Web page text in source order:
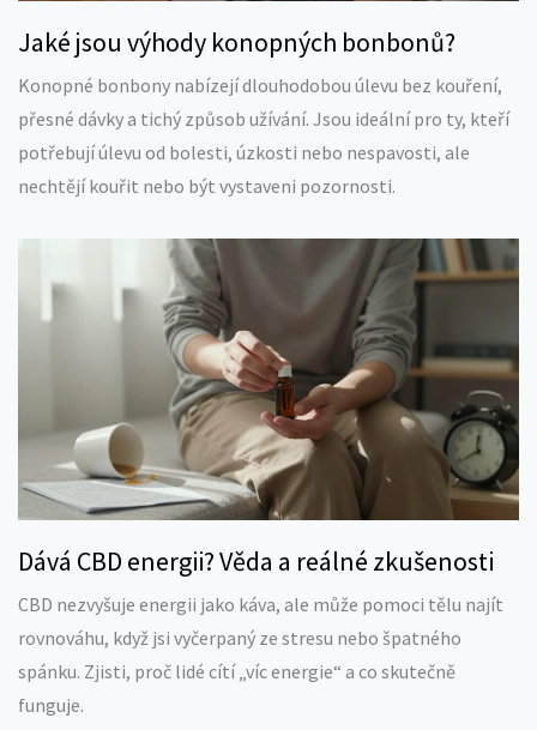
Jaké jsou výhody konopných bonbonů?
Konopné bonbony nabízejí dlouhodobou úlevu bez kouření,
přesné dávky a tichý způsob užívání. Jsou ideální pro ty, kteří
potřebují úlevu od bolesti, úzkosti nebo nespavosti, ale
nechtějí kouřit nebo být vystaveni pozornosti.
Dává CBD energii? Věda a reálné zkušenosti
CBD nezvyšuje energii jako káva, ale může pomoci tělu najít
rovnováhu, když jsi vyčerpaný ze stresu nebo špatného
spánku. Zjisti, proč lidé cítí „víc energie“ a co skutečně
funguje.